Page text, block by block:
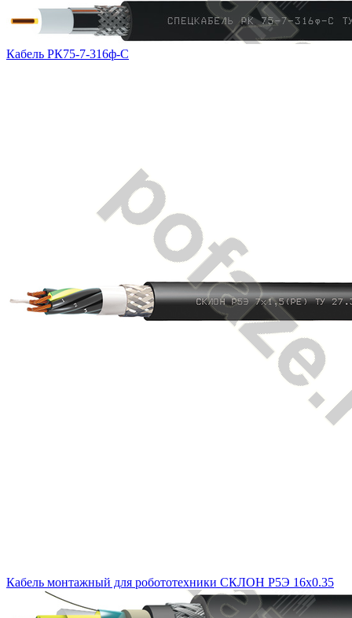
Кабель РК75-7-316ф-С
Кабель монтажный для робототехники СКЛОН Р5Э 16х0.35